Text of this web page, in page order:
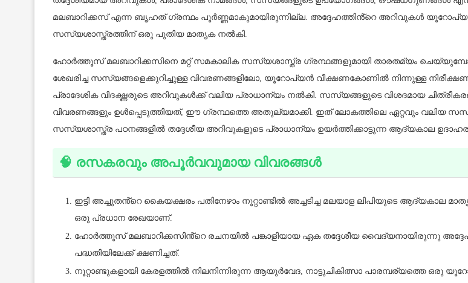
മലബാറിക്കസ് എന്ന ബൃഹത് ഗ്രന്ഥം പൂർണ്ണമാകുമായിരുന്നില്ല. അദ്ദേഹത്തിൻ്റെ അറിവുകൾ യൂറോപ്യൻ
സസ്യശാസ്ത്രത്തിന് ഒരു പുതിയ മാതൃക നൽകി.
ഹോർത്തൂസ് മലബാറിക്കസിനെ മറ്റ് സമകാലിക സസ്യശാസ്ത്ര ഗ്രന്ഥങ്ങളുമായി താരതമ്യം
ശേഖരിച്ച സസ്യങ്ങളെക്കുറിച്ചുള്ള വിവരണങ്ങളിലോ, യൂറോപ്യൻ വീക്ഷണകോണിൽ നിന്നുള്ള
പ്രാദേശിക വിദഗ്ദ്ധരുടെ അറിവുകൾക്ക് വലിയ പ്രാധാന്യം നൽകി. സസ്യങ്ങളുടെ വിശദമായ
വിവരണങ്ങളും ഉൾപ്പെടുത്തിയത്, ഈ ഗ്രന്ഥത്തെ അതുല്യമാക്കി. ഇത് ലോകത്തിലെ ഏറ്റവും വലിയ
സസ്യശാസ്ത്ര പഠനങ്ങളിൽ തദ്ദേശീയ അറിവുകളുടെ പ്രാധാന്യം ഉയർത്തിക്കാട്ടുന്ന ആദ്യകാല
🧠 രസകരവും അപൂർവവുമായ വിവരങ്ങൾ
ഇട്ടി അച്ചുതൻ്റെ കൈയക്ഷരം പതിനേഴാം നൂറ്റാണ്ടിൽ അച്ചടിച്ച മലയാള ലിപിയുടെ ആദ്യകാല
ഒരു പ്രധാന രേഖയാണ്.
ഹോർത്തൂസ് മലബാറിക്കസിൻ്റെ രചനയിൽ പങ്കാളിയായ ഏക തദ്ദേശീയ വൈദ്യനായിരുന്നു
പദ്ധതിയിലേക്ക് ക്ഷണിച്ചത്.
നൂറ്റാണ്ടുകളായി കേരളത്തിൽ നിലനിന്നിരുന്ന ആയുർവേദ, നാട്ടുചികിത്സാ പാരമ്പര്യത്തെ ഒരു